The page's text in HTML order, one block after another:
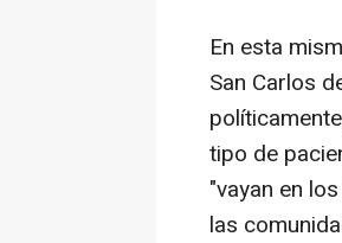
En esta
San Carlos
tipo de
"vayan en
las